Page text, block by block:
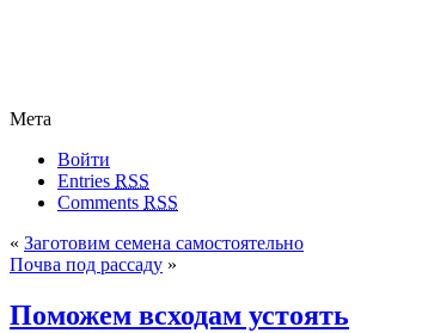
Мета
Войти
Entries RSS
Comments RSS
« Заготовим семена самостоятельно
Почва под рассаду »
Поможем всходам устоять